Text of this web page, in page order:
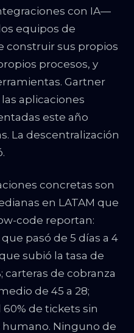
con IA—
equipos de
construir sus propios
procesos, y
Gartner
aplicaciones
este año
La descentralización
concretas son
en LATAM que
code reportan:
pasó de 5 días a 4
subió la tasa de
carteras de cobranza
de 45 a 28;
de tickets sin
Ninguno de